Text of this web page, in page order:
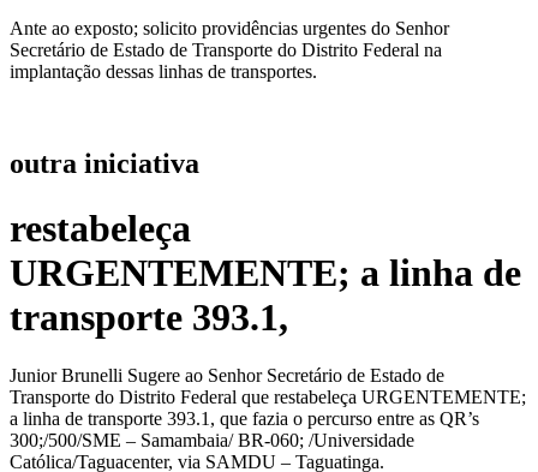
Ante ao exposto; solicito providências urgentes do Senhor
Secretário de Estado de Transporte do Distrito Federal na
implantação dessas linhas de transportes.
outra iniciativa
restabeleça
URGENTEMENTE; a linha de
transporte 393.1,
Junior Brunelli Sugere ao Senhor Secretário de Estado de
Transporte do Distrito Federal que restabeleça URGENTEMENTE;
a linha de transporte 393.1, que fazia o percurso entre as QR’s
300;/500/SME – Samambaia/ BR-060; /Universidade
Católica/Taguacenter, via SAMDU – Taguatinga.